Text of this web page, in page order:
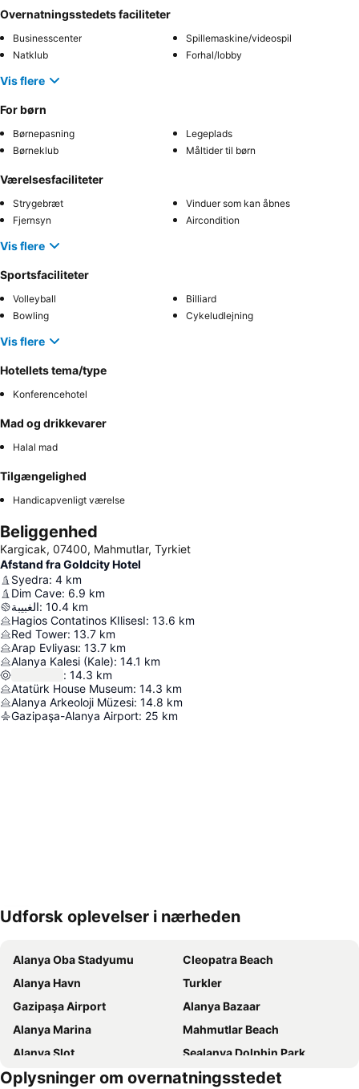
Overnatningsstedets faciliteter
Businesscenter
Spillemaskine/videospil
Natklub
Forhal/lobby
Vis flere
For børn
Børnepasning
Legeplads
Børneklub
Måltider til børn
Værelsesfaciliteter
Strygebræt
Vinduer som kan åbnes
Fjernsyn
Aircondition
Vis flere
Sportsfaciliteter
Volleyball
Billiard
Bowling
Cykeludlejning
Vis flere
Hotellets tema/type
Konferencehotel
Mad og drikkevarer
Halal mad
Tilgængelighed
Handicapvenligt værelse
Beliggenhed
Kargicak, 07400, Mahmutlar, Tyrkiet
Afstand fra Goldcity Hotel
Syedra: 4 km
Dim Cave: 6.9 km
الغبيبة: 10.4 km
Hagios Contatinos KIlisesI: 13.6 km
Red Tower: 13.7 km
Arap Evliyası: 13.7 km
Alanya Kalesi (Kale): 14.1 km
: 14.3 km
Atatürk House Museum: 14.3 km
Alanya Arkeoloji Müzesi: 14.8 km
Gazipaşa-Alanya Airport: 25 km
Udvid kort
Udforsk oplevelser i nærheden
Alanya Oba Stadyumu
Cleopatra Beach
Alanya Havn
Turkler
Gazipaşa Airport
Alanya Bazaar
Alanya Marina
Mahmutlar Beach
Alanya Slot
Sealanya Dolphin Park
Kargicak
Damlatas Public Beach
Oplysninger om overnatningsstedet